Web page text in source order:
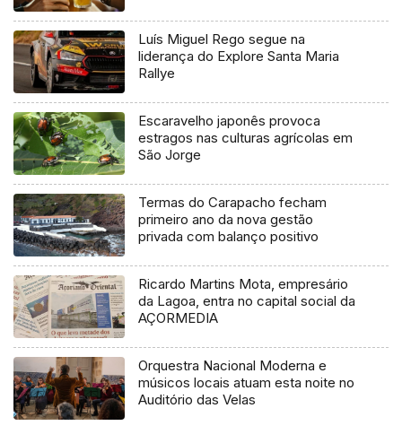
Luís Miguel Rego segue na
liderança do Explore Santa Maria
Rallye
Escaravelho japonês provoca
estragos nas culturas agrícolas em
São Jorge
Termas do Carapacho fecham
primeiro ano da nova gestão
privada com balanço positivo
Ricardo Martins Mota, empresário
da Lagoa, entra no capital social da
AÇORMEDIA
Orquestra Nacional Moderna e
músicos locais atuam esta noite no
Auditório das Velas